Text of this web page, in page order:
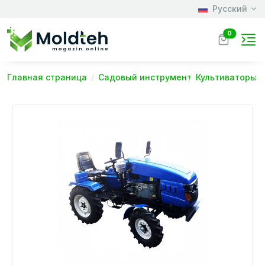
Русский
0
Главная страница Садовый инструмент Культиваторы